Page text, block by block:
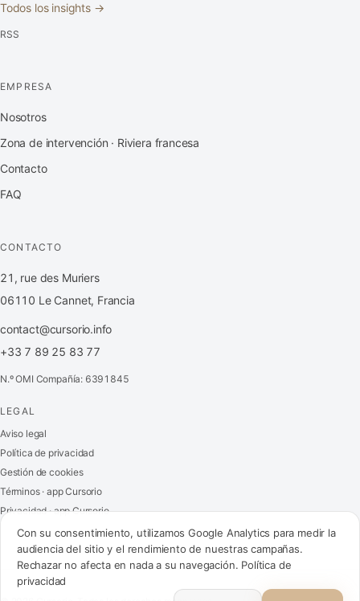
Todos los insights →
RSS
EMPRESA
Nosotros
Zona de intervención · Riviera francesa
Contacto
FAQ
CONTACTO
21, rue des Muriers
06110 Le Cannet, Francia
contact@cursorio.info
+33 7 89 25 83 77
N.º OMI Compañía: 6391845
LEGAL
Aviso legal
Política de privacidad
Gestión de cookies
Términos · app Cursorio
Privacidad · app Cursorio
Con su consentimiento, utilizamos Google Analytics para medir la
audiencia del sitio y el rendimiento de nuestras campañas.
Rechazar no afecta en nada a su navegación. Política de
privacidad